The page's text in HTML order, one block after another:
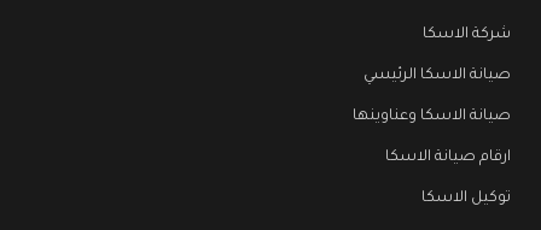
شركة الاسكا
صيانة الاسكا الرئيسي
صيانة الاسكا وعناوينها
ارقام صيانة الاسكا
توكيل الاسكا